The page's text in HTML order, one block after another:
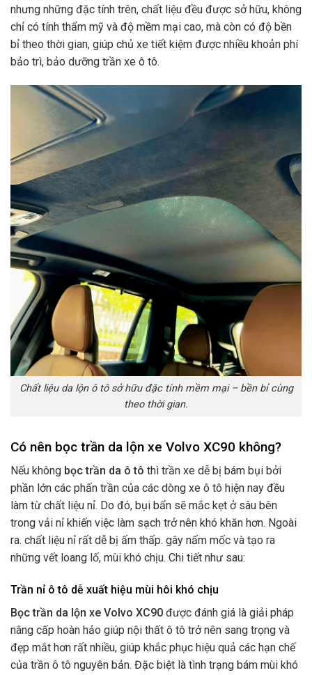
nhưng những đặc tính trên, chất liệu đều được sở hữu, không
chỉ có tính thẩm mỹ và độ mềm mại cao, mà còn có độ bền
bỉ theo thời gian, giúp chủ xe tiết kiệm được nhiều khoản phí
bảo trì, bảo dưỡng trần xe ô tô.
Chất liệu da lộn ô tô sở hữu đặc tính mềm mại – bền bỉ cùng
theo thời gian.
Có nên bọc trần da lộn xe Volvo XC90 không?
Nếu không bọc trần da ô tô thì trần xe dễ bị bám bụi bởi
phần lớn các phấn trần của các dòng xe ô tô hiện nay đều
làm từ chất liệu nỉ. Do đó, bụi bẩn sẽ mắc kẹt ở sâu bên
trong vải nỉ khiến việc làm sạch trở nên khó khăn hơn. Ngoài
ra. chất liệu nỉ rất dễ bị ấm thấp. gây nấm mốc và tạo ra
những vết loang lố, mùi khó chịu. Chi tiết như sau:
Trần nỉ ô tô dễ xuất hiệu mùi hôi khó chịu
Bọc trần da lộn xe Volvo XC90 được đánh giá là giải pháp
nâng cấp hoàn hảo giúp nội thất ô tô trở nên sang trọng và
đẹp mắt hơn rất nhiều, giúp khắc phục hiệu quả các hạn chế
của trần ô tô nguyên bản. Đặc biệt là tình trạng bám mùi khó